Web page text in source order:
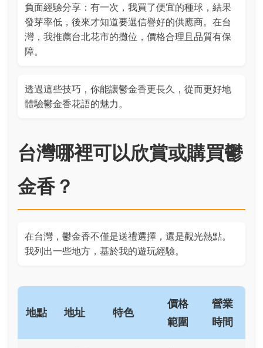
負面經驗分享：有一次，我買了便宜的種球，結果
發芽率低，後來才知道要選信譽好的供應商。在台
灣，我推薦台北花市的攤位，價格合理且品質有保
障。
透過這些技巧，你能讓鬱金香更長久，從而更好地
體驗鬱金香花語的魅力。
台灣哪裡可以欣賞或購買鬱
金香？
在台灣，鬱金香不僅是送禮選擇，還是觀光熱點。
我列出一些地方，基於我的遊玩經驗。
地點 地址 特色
價格
範圍
營業
時間